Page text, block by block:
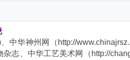
中华神州网（ http://
杂志、中华工艺美术网（ http://